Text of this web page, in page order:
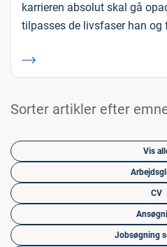
karrieren absolut skal gå
tilpasses de livsfaser han og
Sorter artikler efter
Vis
CV
Jobsøgning